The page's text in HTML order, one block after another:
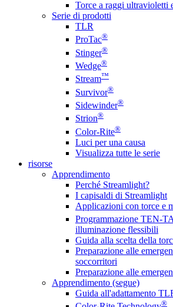
Torce a raggi ultravioletti
Serie di prodotti
TLR
ProTac®
Stinger®
Wedge®
Stream™
Survivor®
Sidewinder®
Strion®
Color-Rite®
Luci per una causa
Visualizza tutte le serie
risorse
Apprendimento
Perché Streamlight?
I capisaldi di Streamlight
Applicazioni con torce e
Programmazione TEN-
illuminazione flessibili
Guida alla scelta della
Preparazione alle
soccorritori
Preparazione alle
Apprendimento (segue)
Guida all'adattamento
®